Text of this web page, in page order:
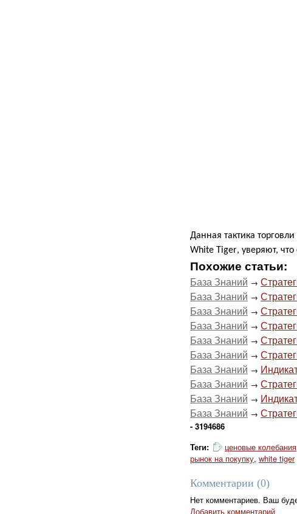
Данная тактика
White Tiger, уверяют,
Похожие статьи:
База Знаний →
База Знаний →
База Знаний →
База Знаний →
База Знаний →
База Знаний →
База Знаний →
База Знаний →
База Знаний →
База Знаний →
- 3194686
Теги:
ценовые колебания
рынок на покупку, white tiger
Комментарии (0)
Нет комментариев. Ваш
Добавить комментарий